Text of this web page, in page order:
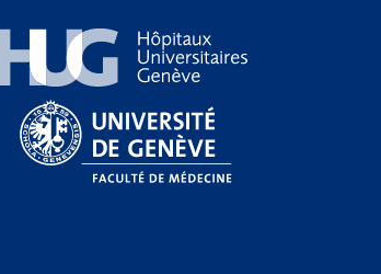
Hôpitaux Universitaires Genève
Université de Genève